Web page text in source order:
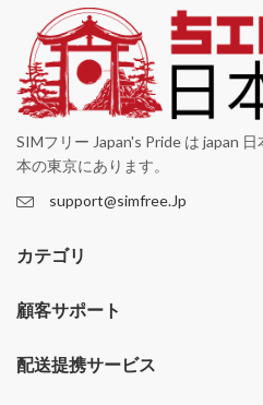
SIMフリー Japan's Pride は japan
本の東京にあります。
support@simfree.Jp
カテゴリ
顧客サポート
配送提携サービス